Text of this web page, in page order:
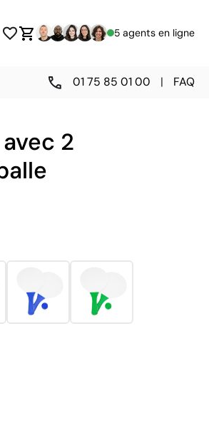
5 agents en ligne
01 75 85 01 00 | FAQ
2